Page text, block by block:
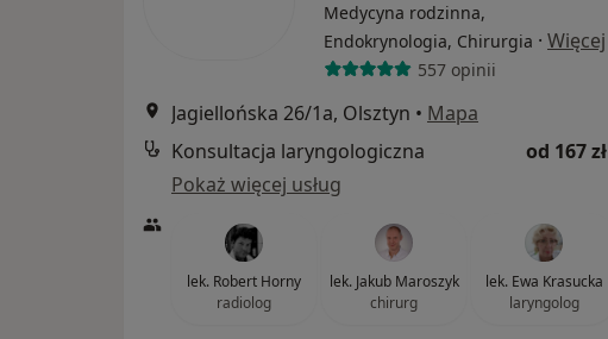
Medycyna rodzinna,
Endokrynologia, Chirurgia · Więcej
557 opinii
Jagiellońska 26/1a, Olsztyn • Mapa
Konsultacja laryngologiczna
od 167 zł
Pokaż więcej usług
lek. Robert Horny
radiolog
lek. Jakub Maroszyk
chirurg
lek. Ewa Krasucka
laryngolog